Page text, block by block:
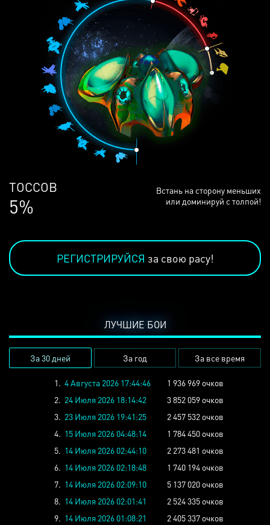
ЛЮДЕЙ
69%
Встань на сторону меньших
или доминируй с толпой!
РЕГИСТРИРУЙСЯ за свою расу!
ЛУЧШИЕ БОИ
За 30 дней За год За все время
1. 4 Августа 2026 17:44:46
1 936 969 очков
2. 24 Июля 2026 18:14:42
3 852 059 очков
3. 23 Июля 2026 19:41:25
2 457 532 очков
4. 15 Июля 2026 04:48:14
1 784 450 очков
5. 14 Июля 2026 02:44:10
2 273 481 очков
6. 14 Июля 2026 02:18:48
1 740 194 очков
7. 14 Июля 2026 02:09:10
5 137 020 очков
8. 14 Июля 2026 02:01:41
2 524 335 очков
9. 14 Июля 2026 01:08:21
2 405 337 очков